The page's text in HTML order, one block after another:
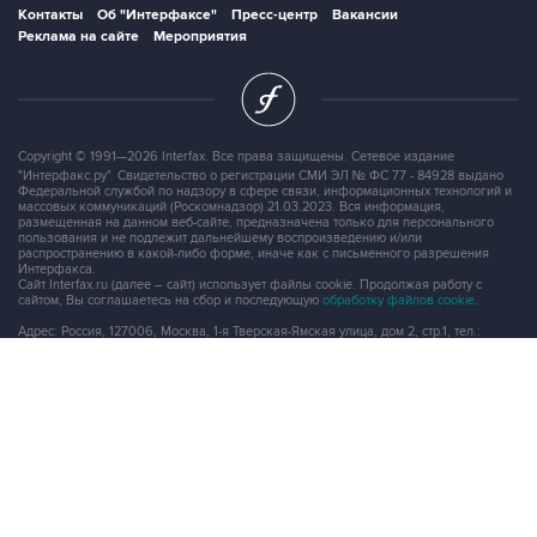
Контакты Об "Интерфаксе" Пресс-центр
Вакансии
Реклама на сайте
Мероприятия
Copyright © 1991—2026 Interfax. Все права защищены. Сетевое издание
"Интерфакс.ру". Свидетельство о регистрации СМИ ЭЛ № ФС 77 - 84928 выдано
Федеральной службой по надзору в сфере связи, информационных технологий и
массовых коммуникаций (Роскомнадзор) 21.03.2023. Вся информация,
размещенная на данном веб-сайте, предназначена только для персонального
пользования и не подлежит дальнейшему воспроизведению и/или
распространению в какой-либо форме, иначе как с письменного разрешения
Интерфакса.
Сайт Interfax.ru (далее – сайт) использует файлы cookie. Продолжая работу с
сайтом, Вы соглашаетесь на сбор и последующую обработку файлов cookie
Адрес: Россия, 127006, Москва, 1-я Тверская-Ямская улица, дом 2, стр.1, тел.: